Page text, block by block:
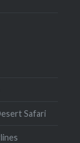
Safari